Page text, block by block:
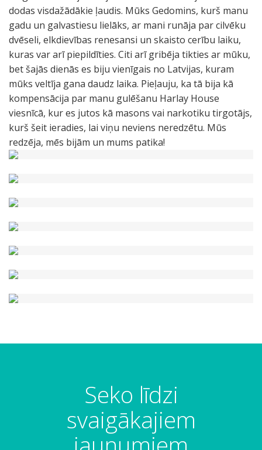
dodas visdažādākie ļaudis. Mūks Gedomins, kurš manu
gadu un galvastiesu lielāks, ar mani runāja par cilvēku
dvēseli, elkdievības renesansi un skaisto cerību laiku,
kuras var arī piepildīties. Citi arī gribēja tikties ar mūku,
bet šajās dienās es biju vienīgais no Latvijas, kuram
mūks veltīja gana daudz laika. Pieļauju, ka tā bija kā
kompensācija par manu gulēšanu Harlay House
viesnīcā, kur es jutos kā masons vai narkotiku tirgotājs,
kurš šeit ieradies, lai viņu neviens neredzētu. Mūs
redzēja, mēs bijām un mums patika!
Seko līdzi
svaigākajiem